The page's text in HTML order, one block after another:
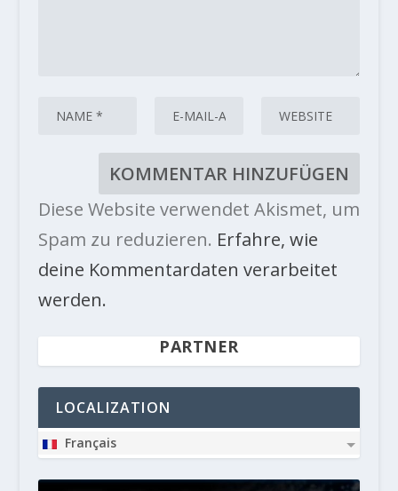
Diese Website verwendet Akismet, um
Spam zu reduzieren. Erfahre, wie
deine Kommentardaten verarbeitet
werden.
PARTNER
LOCALIZATION
Français